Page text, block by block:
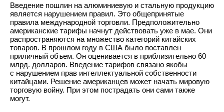
Введение пошлин на алюминиевую и стальную продукцию
является нарушением правил. Это общепринятые
правила международной торговли. Предположительно
американские тарифы начнут действовать уже в мае. Они
распространяются на множество категорий китайских
товаров. В прошлом году в США было поставлен
приличный объем. Он оценивается в приблизительно 60
млрд. долларов. Введение тарифов связано якобы
с нарушением прав интеллектуальной собственности
китайцами. Решение американцев может начать мировую
торговую войну. При этом пострадать они сами также
могут.